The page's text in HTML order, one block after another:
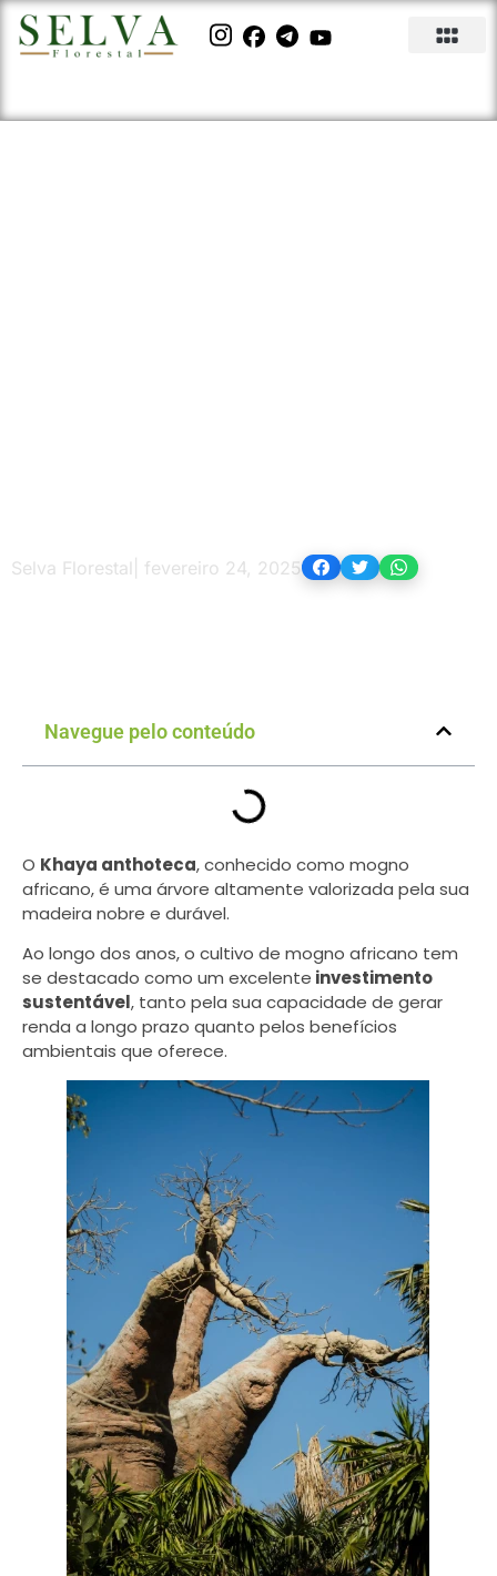
Selva Florestal fevereiro 24, 2025
Navegue pelo conteúdo
O Khaya anthoteca, conhecido como mogno
africano, é uma árvore altamente valorizada pela sua
madeira nobre e durável.
Ao longo dos anos, o cultivo de mogno africano tem
se destacado como um excelente investimento
sustentável, tanto pela sua capacidade de gerar
renda a longo prazo quanto pelos benefícios
ambientais que oferece.